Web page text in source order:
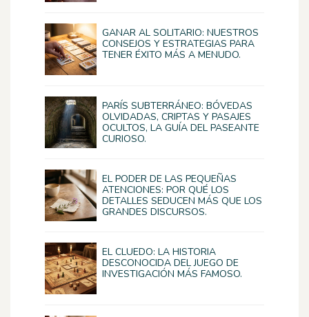
GANAR AL SOLITARIO: NUESTROS
CONSEJOS Y ESTRATEGIAS PARA
TENER ÉXITO MÁS A MENUDO.
PARÍS SUBTERRÁNEO: BÓVEDAS
OLVIDADAS, CRIPTAS Y PASAJES
OCULTOS, LA GUÍA DEL PASEANTE
CURIOSO.
EL PODER DE LAS PEQUEÑAS
ATENCIONES: POR QUÉ LOS
DETALLES SEDUCEN MÁS QUE LOS
GRANDES DISCURSOS.
EL CLUEDO: LA HISTORIA
DESCONOCIDA DEL JUEGO DE
INVESTIGACIÓN MÁS FAMOSO.